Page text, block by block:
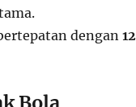
dengan